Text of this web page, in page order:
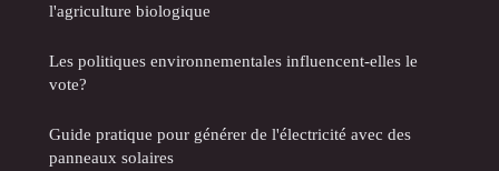
l'agriculture biologique
Les politiques environnementales influencent-elles le
vote?
Guide pratique pour générer de l'électricité avec des
panneaux solaires